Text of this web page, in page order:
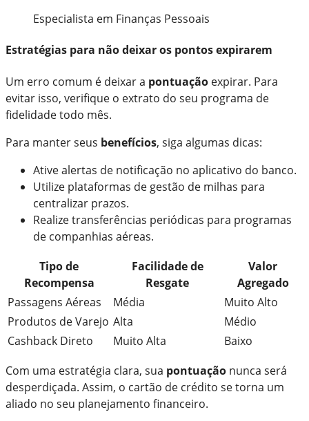
Especialista em Finanças Pessoais
Estratégias para não deixar os pontos expirarem
Um erro comum é deixar a pontuação expirar. Para
evitar isso, verifique o extrato do seu programa de
fidelidade todo mês.
Para manter seus benefícios, siga algumas dicas:
Ative alertas de notificação no aplicativo do banco.
Utilize plataformas de gestão de milhas para
centralizar prazos.
Realize transferências periódicas para programas
de companhias aéreas.
Tipo de
Recompensa
Facilidade de
Resgate
Valor
Agregado
Passagens Aéreas
Média
Muito Alto
Produtos de Varejo Alta
Médio
Cashback Direto
Muito Alta
Baixo
Com uma estratégia clara, sua pontuação nunca será
desperdiçada. Assim, o cartão de crédito se torna um
aliado no seu planejamento financeiro.